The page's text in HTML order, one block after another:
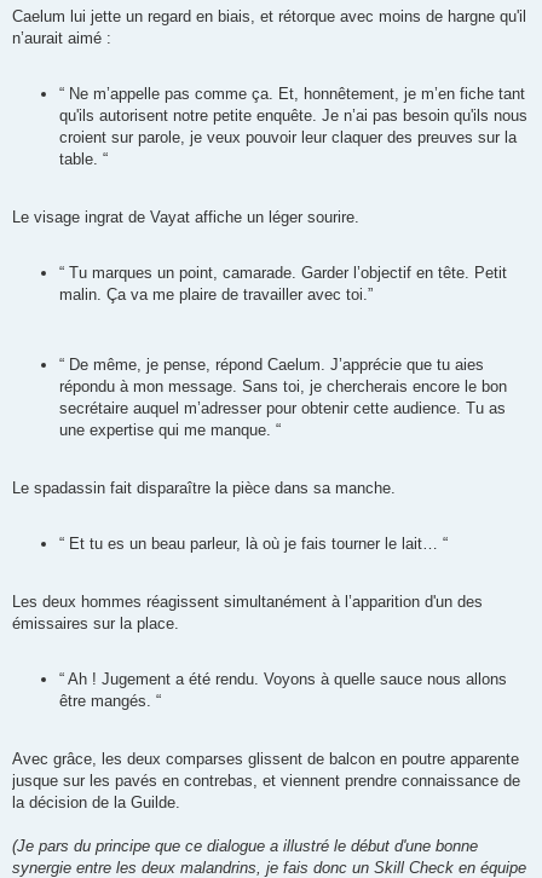
Caelum lui jette un regard en biais, et rétorque avec moins de hargne qu'il
n’aurait aimé :
“ Ne m’appelle pas comme ça. Et, honnêtement, je m’en fiche tant
qu'ils autorisent notre petite enquête. Je n’ai pas besoin qu'ils nous
croient sur parole, je veux pouvoir leur claquer des preuves sur la
table. “
Le visage ingrat de Vayat affiche un léger sourire.
“ Tu marques un point, camarade. Garder l’objectif en tête. Petit
malin. Ça va me plaire de travailler avec toi.”
“ De même, je pense, répond Caelum. J’apprécie que tu aies
répondu à mon message. Sans toi, je chercherais encore le bon
secrétaire auquel m’adresser pour obtenir cette audience. Tu as
une expertise qui me manque. “
Le spadassin fait disparaître la pièce dans sa manche.
“ Et tu es un beau parleur, là où je fais tourner le lait… “
Les deux hommes réagissent simultanément à l’apparition d'un des
émissaires sur la place.
“ Ah ! Jugement a été rendu. Voyons à quelle sauce nous allons
être mangés. “
Avec grâce, les deux comparses glissent de balcon en poutre apparente
jusque sur les pavés en contrebas, et viennent prendre connaissance de
la décision de la Guilde.
(Je pars du principe que ce dialogue a illustré le début d'une bonne
synergie entre les deux malandrins, je fais donc un Skill Check en équipe